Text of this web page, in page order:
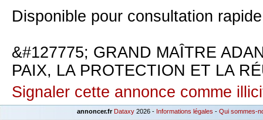
Disponible pour consultation
&#127775; GRAND MAÎTRE
PAIX, LA PROTECTION ET LA
Signaler cette annonce comme
annoncer.fr Dataxy 2026 - Informations légales - Qui sommes-